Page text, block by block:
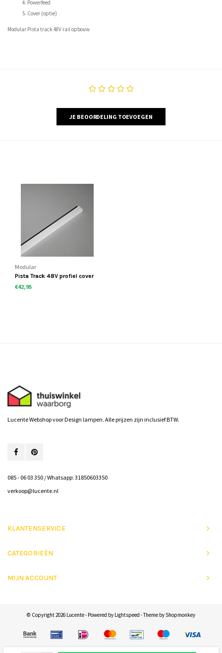
Powerfeed
Cover (optie)
Modular Pista track 48V rail opbouw
JE BEOORDELING TOEVOEGEN
Modular
Pista Track 48V profiel cover
€42,95
Lucente Webshop voor Design lampen. Alle prijzen zijn inclusief BTW.
085 - 06 03 350 / Whatsapp: 31850603350
verkoop@lucente.nl
KLANTENSERVICE
CATEGORIEËN
MIJN ACCOUNT
© Copyright 2026 Lucente - Powered by Lightspeed - Theme by Shopmonkey